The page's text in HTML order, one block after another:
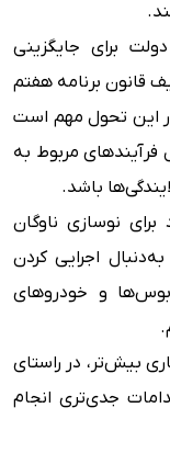
برای جایگزینی
قانون برنامه هفتم
این تحول مهم است
فرآیندهای مربوط به
باشد.
نوسازی ناوگان
اجرایی کردن
و خودروهای
بیش‌تر، در راستای
جدی‌تری انجام